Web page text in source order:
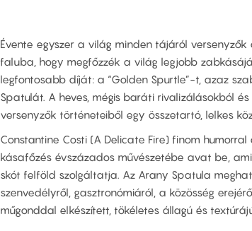
Évente egyszer a világ minden tájáról versenyzők
faluba, hogy megfőzzék a világ legjobb
legfontosabb díját: a “Golden Spurtle”-t, azaz
Spatulát. A heves, mégis baráti rivalizálásokból
versenyzők történeteiből egy összetartó, lelkes
Constantine Costi (A Delicate Fire) finom
kásafőzés évszázados művészetébe avat be,
skót felföld szolgáltatja. Az Arany Spatula
szenvedélyről, gasztronómiáról, a közösség
műgonddal elkészített, tökéletes állagú és